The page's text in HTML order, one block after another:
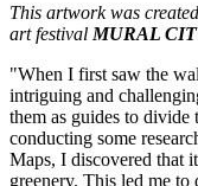
This artwork was
art festival MURAL
"When I first saw the
intriguing and
them as guides to divide
conducting some
Maps, I discovered that
greenery. This led me